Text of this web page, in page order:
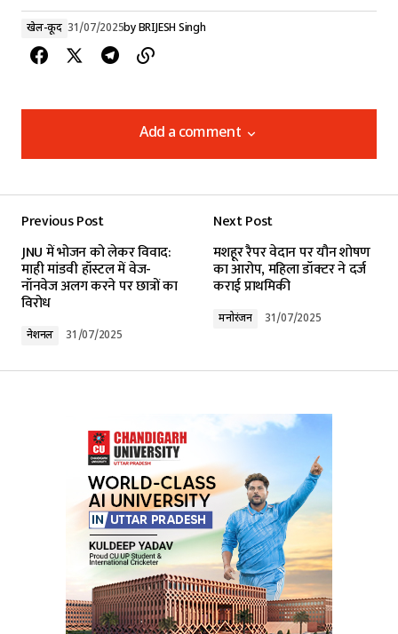
खेल-कूद 31/07/2025byBRIJESH Singh
Add a comment
Add a comment
Required fields are marked*
Your E-mail*
Submit Comment
Previous Post
JNU में भोजन को लेकर विवाद:
माही मांडवी हॉस्टल में वेज-
नॉनवेज अलग करने पर छात्रों का
विरोध
नेशनल 31/07/2025
Next Post
मशहूर रैपर वेदान पर यौन शोषण
का आरोप, महिला डॉक्टर ने दर्ज
कराई प्राथमिकी
मनोरंजन 31/07/2025